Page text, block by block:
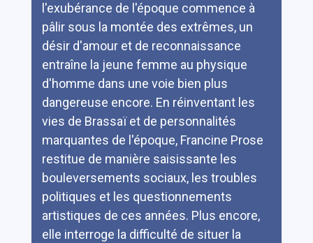
l'exubérance de l'époque commence à
pâlir sous la montée des extrêmes, un
désir d'amour et de reconnaissance
entraîne la jeune femme au physique
d'homme dans une voie bien plus
dangereuse encore. En réinventant les
vies de Brassaï et de personnalités
marquantes de l'époque, Francine Prose
restitue de manière saisissante les
bouleversements sociaux, les troubles
politiques et les questionnements
artistiques de ces années. Plus encore,
elle interroge la difficulté de situer la